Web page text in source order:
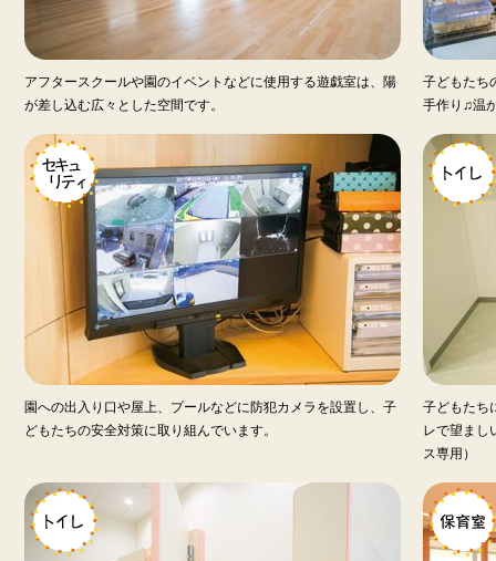
アフタースクールや園のイベントなどに使用する遊戯室は、陽
が差し込む広々とした空間です。
子どもたち
手作り♫温
園への出入り口や屋上、プールなどに防犯カメラを設置し、子
どもたちの安全対策に取り組んでいます。
子どもたち
レで望まし
ス専用）